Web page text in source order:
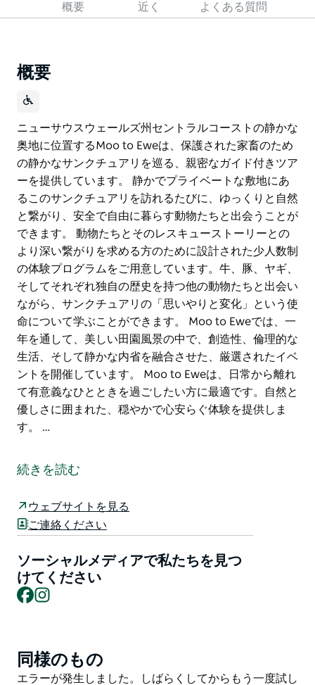
概要 近く よくある質問
概要
ニューサウスウェールズ州セントラルコーストの静かな
奥地に位置するMoo to Eweは、保護された家畜のため
の静かなサンクチュアリを巡る、親密なガイド付きツア
ーを提供しています。 静かでプライベートな敷地にあ
るこのサンクチュアリを訪れるたびに、ゆっくりと自然
と繋がり、安全で自由に暮らす動物たちと出会うことが
できます。 動物たちとそのレスキューストーリーとの
より深い繋がりを求める方のために設計された少人数制
の体験プログラムをご用意しています。牛、豚、ヤギ、
そしてそれぞれ独自の歴史を持つ他の動物たちと出会い
ながら、サンクチュアリの「思いやりと変化」という使
命について学ぶことができます。 Moo to Eweでは、一
年を通して、美しい田園風景の中で、創造性、倫理的な
生活、そして静かな内省を融合させた、厳選されたイベ
ントを開催しています。 Moo to Eweは、日常から離れ
て有意義なひとときを過ごしたい方に最適です。自然と
優しさに囲まれた、穏やかで心安らぐ体験を提供しま
す。 …
奥地に位置するMoo to Eweは、保護された家畜のため
の静かなサンクチュアリを巡る、親密なガイド付きツア
静かでプライベートな敷地にあるこのサンクチュアリを
暮らす動物たちと出会うことができます。
動物たちとそのレスキューストーリーとのより深い繋が
りを求める方のために設計された少人数制の体験プログ
クチュアリの「思いやりと変化」という使命について学
ぶことができます。
続きを読む
ウェブサイトを見る
ご連絡ください
ソーシャルメディアで私たちを見つ
けてください
Facebook
Product
List
同様のもの
Product
エラーが発生しました。しばらくしてからもう一度試し